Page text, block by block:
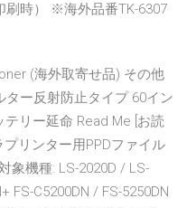
刷時） ※海外品番TK-6307
(海外取寄せ品) その他
ー反射防止タイプ 60イン
テリー延命 Read Me [お読
リンター用PPDファイル
象機種: LS-2020D / LS-
FS-C5200DN / FS-5250DN